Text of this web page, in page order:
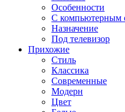
Особенности
С компьютерным
Назначение
Под телевизор
Прихожие
Стиль
Классика
Современные
Модерн
Цвет